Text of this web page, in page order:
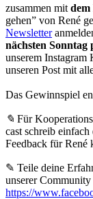
zusammen mit dem
gehen” von René
Newsletter
nächsten Sonntag
unserem Instagram
unseren Post mit
Das Gewinnspiel
✎ Für
cast schreib
Feedback für René
✎ Teile deine
unserer Community
https://